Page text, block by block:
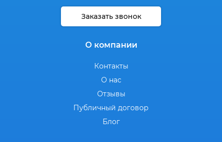
Заказать звонок
О компании
Контакты
О нас
Отзывы
Публичный договор
Блог